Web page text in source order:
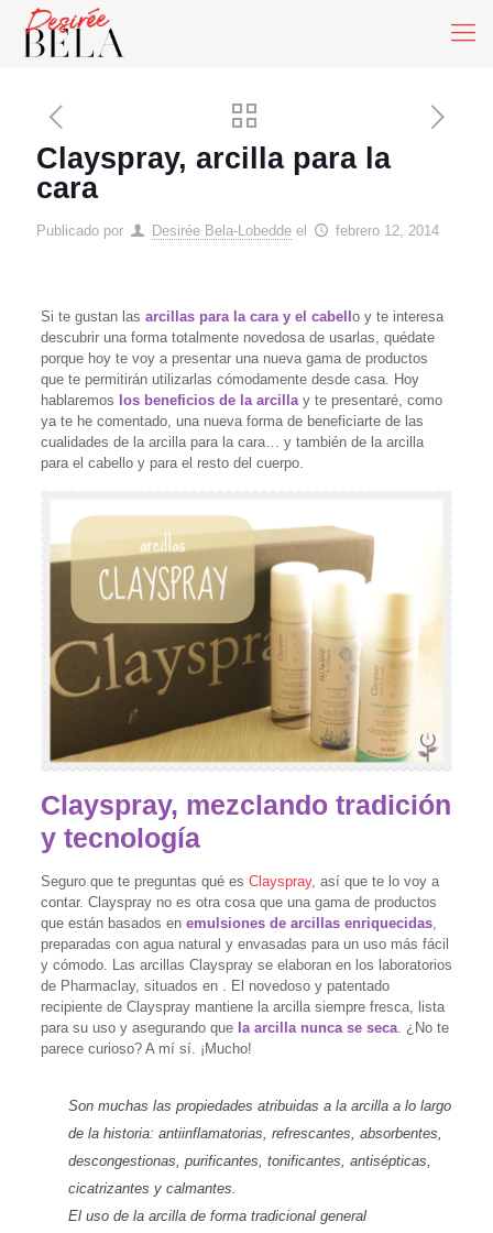
Clayspray, arcilla para la
cara
Publicado por Desirée Bela-Lobedde el febrero 12, 2014
Si te gustan las arcillas para la cara y el cabell o y te interesa
descubrir una forma totalmente novedosa de usarlas, quédate
porque hoy te voy a presentar una nueva gama de productos
que te permitirán utilizarlas cómodamente desde casa. Hoy
hablaremos los beneficios de la arcillay te presentaré, como
ya te he comentado, una nueva forma de beneficiarte de las
cualidades de la arcilla para la cara… y también de la arcilla
para el cabello y para el resto del cuerpo.
Clayspray, mezclando tradición
y tecnología
Seguro que te preguntas qué es Clayspray, así que te lo voy a
contar. Clayspray no es otra cosa que una gama de productos
que están basados en emulsiones de arcillas enriquecidas,
preparadas con agua natural y envasadas para un uso más fácil
y cómodo. Las arcillas Clayspray se elaboran en los laboratorios
de Pharmaclay, situados en . El novedoso y patentado
recipiente de Clayspray mantiene la arcilla siempre fresca, lista
para su uso y asegurando que la arcilla nunca se seca. ¿No te
parece curioso? A mí sí. ¡Mucho!
Son muchas las propiedades atribuidas a la arcilla a lo largo
de la historia: antiinflamatorias, refrescantes, absorbentes,
descongestionas, purificantes, tonificantes, antisépticas,
cicatrizantes y calmantes.
El uso de la arcilla de forma tradicional general